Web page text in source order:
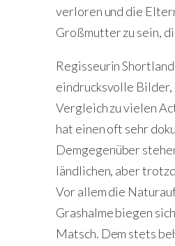
verloren und die
Großmutter zu sein,
Regisseurin
eindrucksvolle Bilder,
Vergleich zu vielen
hat einen oft sehr
Demgegenüber
ländlichen, aber
Vor allem die
Grashalme biegen
Matsch. Dem stets